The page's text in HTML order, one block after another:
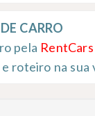
CARRO
pela RentCars
roteiro na sua